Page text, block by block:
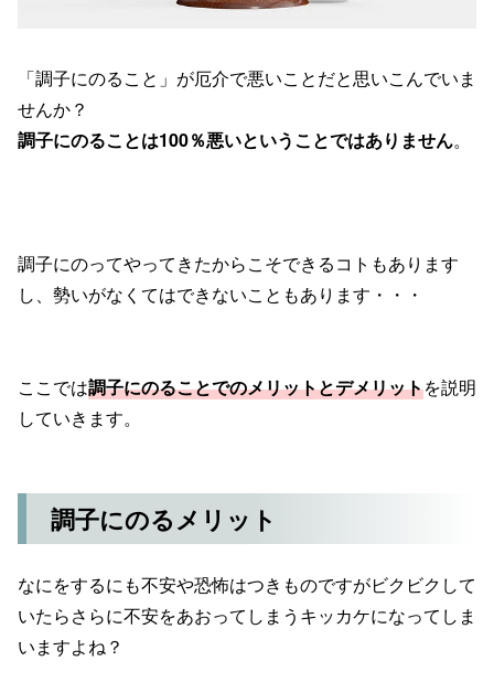
「調子にのること」が厄介で悪いことだと思いこんでいま
せんか？
調子にのることは100％悪いということではありません。
調子にのってやってきたからこそできるコトもあります
し、勢いがなくてはできないこともあります・・・
ここでは調子にのることでのメリットとデメリットを説明
していきます。
調子にのるメリット
なにをするにも不安や恐怖はつきものですがビクビクして
いたらさらに不安をあおってしまうキッカケになってしま
いますよね？